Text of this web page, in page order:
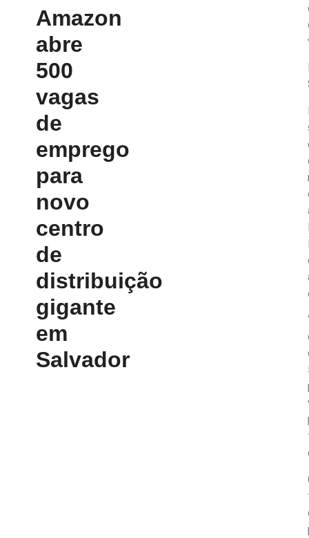
Amazon
abre
500
vagas
de
emprego
para
novo
centro
de
distribuição
gigante
em
Salvador